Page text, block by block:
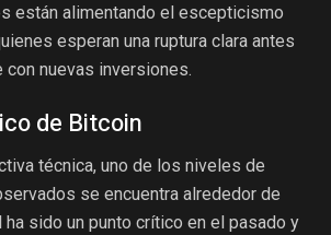
están alimentando el escepticismo
esperan una ruptura clara antes
nuevas inversiones.
de Bitcoin
técnica, uno de los niveles de
se encuentra alrededor de
ha sido un punto crítico en el pasado y